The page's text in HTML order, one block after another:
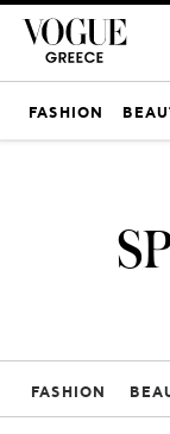
FASHION
FASHION